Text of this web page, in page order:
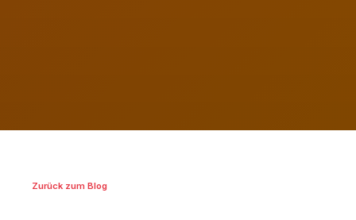
Zurück zum Blog